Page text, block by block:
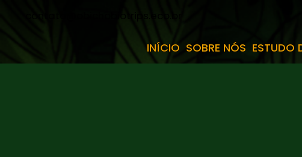
INÍCIO SOBRE NÓS ESTUDO